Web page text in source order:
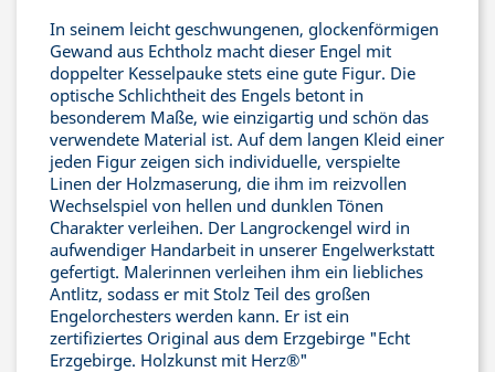
In seinem leicht geschwungenen, glockenförmigen
Gewand aus Echtholz macht dieser Engel mit
doppelter Kesselpauke stets eine gute Figur. Die
optische Schlichtheit des Engels betont in
besonderem Maße, wie einzigartig und schön das
verwendete Material ist. Auf dem langen Kleid einer
jeden Figur zeigen sich individuelle, verspielte
Linen der Holzmaserung, die ihm im reizvollen
Wechselspiel von hellen und dunklen Tönen
Charakter verleihen. Der Langrockengel wird in
aufwendiger Handarbeit in unserer Engelwerkstatt
gefertigt. Malerinnen verleihen ihm ein liebliches
Antlitz, sodass er mit Stolz Teil des großen
Engelorchesters werden kann. Er ist ein
zertifiziertes Original aus dem Erzgebirge "Echt
Erzgebirge. Holzkunst mit Herz®"